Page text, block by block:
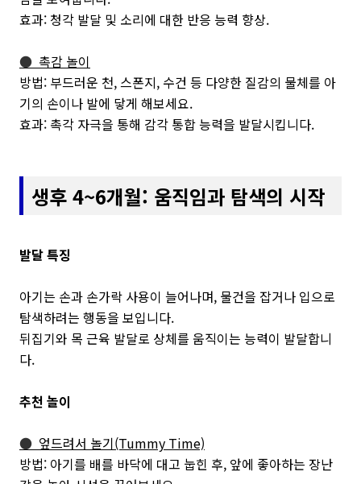
효과: 청각 발달 및 소리에 대한 반응 능력 향상.
● 촉감 놀이
방법: 부드러운 천, 스폰지, 수건 등 다양한 질감의 물체를 아
기의 손이나 발에 닿게 해보세요.
효과: 촉각 자극을 통해 감각 통합 능력을 발달시킵니다.
생후 4~6개월: 움직임과 탐색의 시작
발달 특징
아기는 손과 손가락 사용이 늘어나며, 물건을 잡거나 입으로
탐색하려는 행동을 보입니다.
뒤집기와 목 근육 발달로 상체를 움직이는 능력이 발달합니
다.
추천 놀이
● 엎드려서 놀기(Tummy Time)
방법: 아기를 배를 바닥에 대고 눕힌 후, 앞에 좋아하는 장난